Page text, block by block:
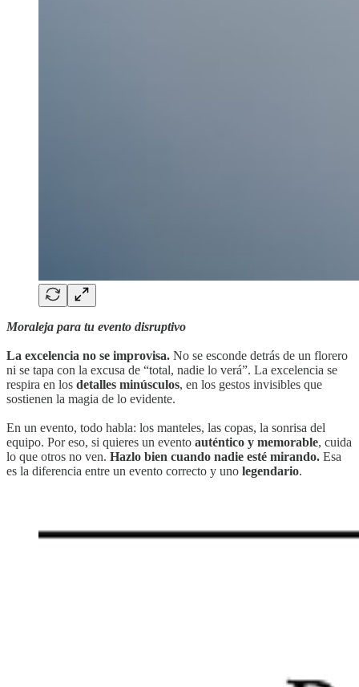
Moraleja para tu evento disruptivo
La excelencia no se improvisa. No se esconde detrás de un florero
ni se tapa con la excusa de “total, nadie lo verá”. La excelencia se
respira en los detalles minúsculos, en los gestos invisibles que
sostienen la magia de lo evidente.
En un evento, todo habla: los manteles, las copas, la sonrisa del
equipo. Por eso, si quieres un evento auténtico y memorable, cuida
lo que otros no ven. Hazlo bien cuando nadie esté mirando. Esa
es la diferencia entre un evento correcto y uno legendario.